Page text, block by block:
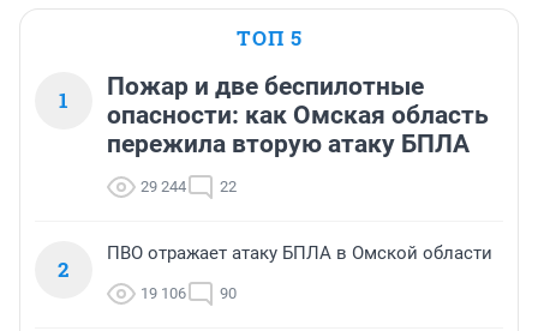
ТОП 5
1
Пожар и две беспилотные
опасности: как Омская область
пережила вторую атаку БПЛА
29 244 22
2
ПВО отражает атаку БПЛА в Омской области
19 106 90